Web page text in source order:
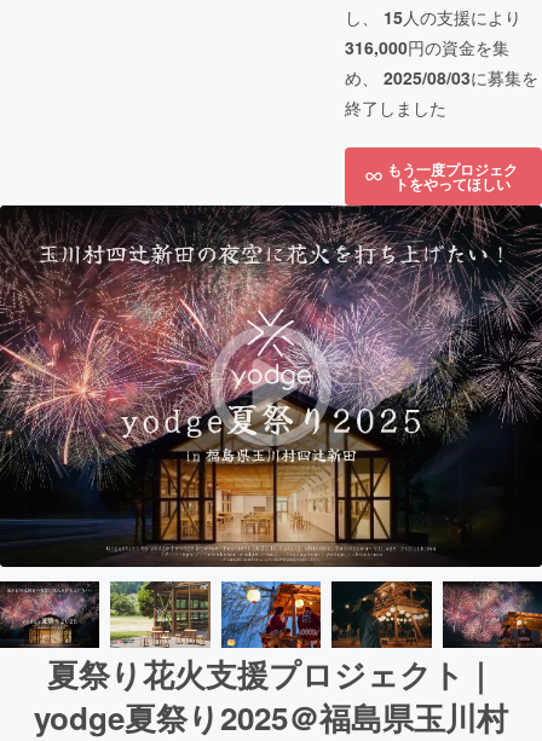
し、 15人の支援により
316,000円の資金を集
め、 2025/08/03に募集を
終了しました
もう一度プロジェク
トをやってほしい
夏祭り花火支援プロジェクト｜
yodge夏祭り2025＠福島県玉川村